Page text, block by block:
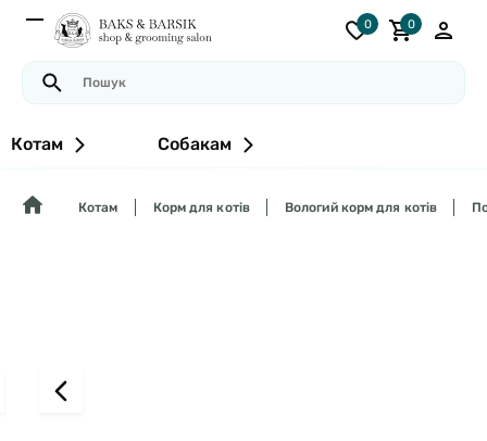
0 0
Котам Собакам
Котам Корм для котів Вологий корм для котів